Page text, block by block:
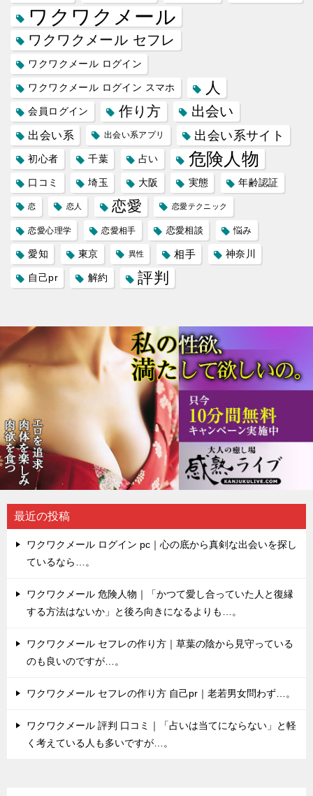
ワクワクメール
ワクワクメール セフレ
ワクワクメール ログイン
ワクワクメール ログイン スマホ 人
会員ログイン 作り方 出会い
出会い系 出会い系アプリ 出会い系サイト
初心者 千葉 占い 危険人物
口コミ 埼玉 大阪 実態 年齢認証
恋 恋人 恋愛 恋愛テクニック
恋愛心理学 恋愛相手 恋愛相談 悩み
愛知 東京 異性 相手 神奈川
自己pr 解約 評判
最近の投稿
ワクワクメール ログイン pc｜心の底から真剣な出会いを探し
ているなら…。
ワクワクメール 危険人物｜「かつて愛し合っていた人と復縁
する方法はないか」と後ろ向きになるよりも…。
ワクワクメール セフレの作り方｜草葉の陰から見守っている
のも良いのですが…。
ワクワクメール セフレの作り方 自己pr｜老若男女問わず…。
ワクワクメール 評判 口コミ｜「占いは当てにならない」と軽
く考えている人も多いですが…。